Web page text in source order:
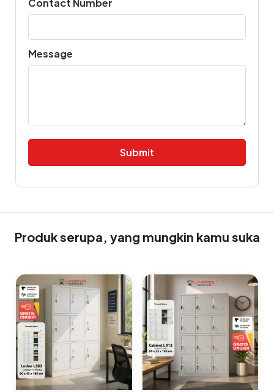
Contact Number
Message
Produk serupa, yang mungkin kamu suka